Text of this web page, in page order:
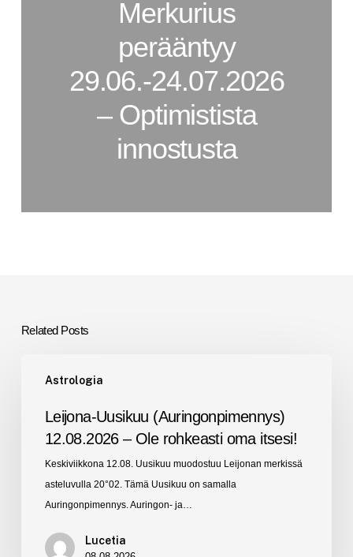
Merkurius
perääntyy
29.06.-24.07.2026
– Optimistista
innostusta
Related Posts
Astrologia
Uusikuu
12.08.2026
rohkeasti
Leijona-Uusikuu (Auringonpimennys)
12.08.2026 – Ole rohkeasti oma itsesi!
Keskiviikkona 12.08. Uusikuu muodostuu Leijonan merkissä
asteluvulla 20°02. Tämä Uusikuu on samalla
Auringonpimennys. Auringon- ja…
Lucetia